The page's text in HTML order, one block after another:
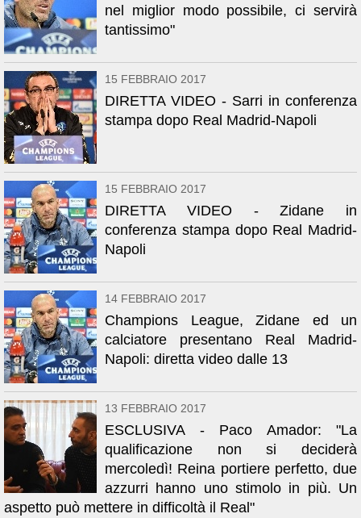
nel miglior modo possibile, ci servirà
tantissimo"
15 FEBBRAIO 2017
DIRETTA VIDEO - Sarri in conferenza
stampa dopo Real Madrid-Napoli
15 FEBBRAIO 2017
DIRETTA VIDEO - Zidane in
conferenza stampa dopo Real Madrid-
Napoli
14 FEBBRAIO 2017
Champions League, Zidane ed un
calciatore presentano Real Madrid-
Napoli: diretta video dalle 13
13 FEBBRAIO 2017
ESCLUSIVA - Paco Amador: "La
qualificazione non si deciderà
mercoledì! Reina portiere perfetto, due
azzurri hanno uno stimolo in più. Un
aspetto può mettere in difficoltà il Real"